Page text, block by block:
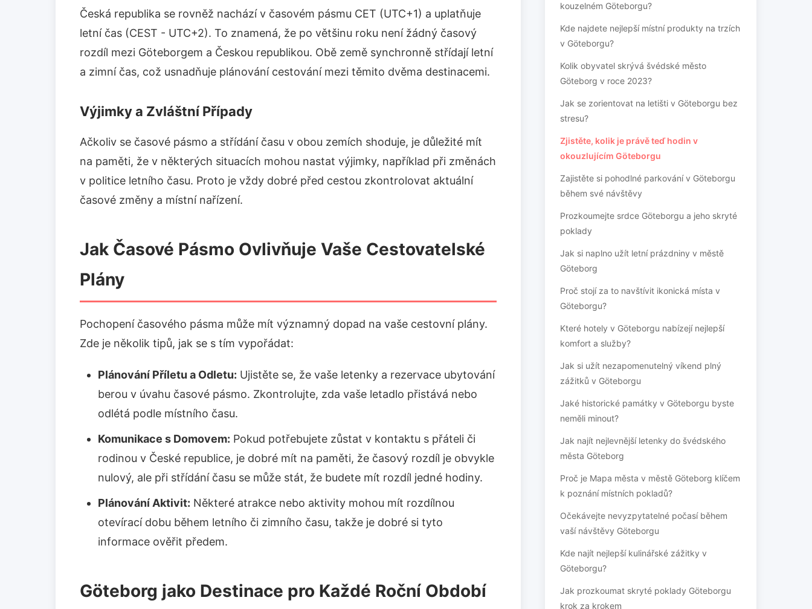
Česká republika se rovněž nachází v časovém pásmu CET (UTC+1) a uplatňuje
letní čas (CEST - UTC+2). To znamená, že po většinu roku není žádný časový
rozdíl mezi Göteborgem a Českou republikou. Obě země synchronně střídají letní
a zimní čas, což usnadňuje plánování cestování mezi těmito dvěma destinacemi.
Výjimky a Zvláštní Případy
Ačkoliv se časové pásmo a střídání času v obou zemích shoduje, je důležité mít
na paměti, že v některých situacích mohou nastat výjimky, například při změnách
v politice letního času. Proto je vždy dobré před cestou zkontrolovat aktuální
časové změny a místní nařízení.
Jak Časové Pásmo Ovlivňuje Vaše Cestovatelské
Plány
Pochopení časového pásma může mít významný dopad na vaše cestovní plány.
Zde je několik tipů, jak se s tím vypořádat:
Plánování Příletu a Odletu: Ujistěte se, že vaše letenky a rezervace ubytování
berou v úvahu časové pásmo. Zkontrolujte, zda vaše letadlo přistává nebo
odlétá podle místního času.
Komunikace s Domovem: Pokud potřebujete zůstat v kontaktu s přáteli či
rodinou v České republice, je dobré mít na paměti, že časový rozdíl je obvykle
nulový, ale při střídání času se může stát, že budete mít rozdíl jedné hodiny.
Plánování Aktivit: Některé atrakce nebo aktivity mohou mít rozdílnou
otevírací dobu během letního či zimního času, takže je dobré si tyto
informace ověřit předem.
Göteborg jako Destinace pro Každé Roční Období
kouzelném Göteborgu?
Kde najdete nejlepší místní produkty na trzích
v Göteborgu?
Kolik obyvatel skrývá švédské město
Göteborg v roce 2023?
Jak se zorientovat na letišti v Göteborgu bez
stresu?
Zjistěte, kolik je právě teď hodin v
okouzlujícím Göteborgu
Zajistěte si pohodlné parkování v Göteborgu
během své návštěvy
Prozkoumejte srdce Göteborgu a jeho skryté
poklady
Jak si naplno užít letní prázdniny v městě
Göteborg
Proč stojí za to navštívit ikonická místa v
Göteborgu?
Které hotely v Göteborgu nabízejí nejlepší
komfort a služby?
Jak si užít nezapomenutelný víkend plný
zážitků v Göteborgu
Jaké historické památky v Göteborgu byste
neměli minout?
Jak najít nejlevnější letenky do švédského
města Göteborg
Proč je Mapa města v městě Göteborg klíčem
k poznání místních pokladů?
Očekávejte nevyzpytatelné počasí během
vaší návštěvy Göteborgu
Kde najít nejlepší kulinářské zážitky v
Göteborgu?
Jak prozkoumat skryté poklady Göteborgu
krok za krokem